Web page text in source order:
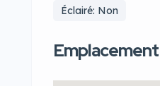
Éclairé: Non